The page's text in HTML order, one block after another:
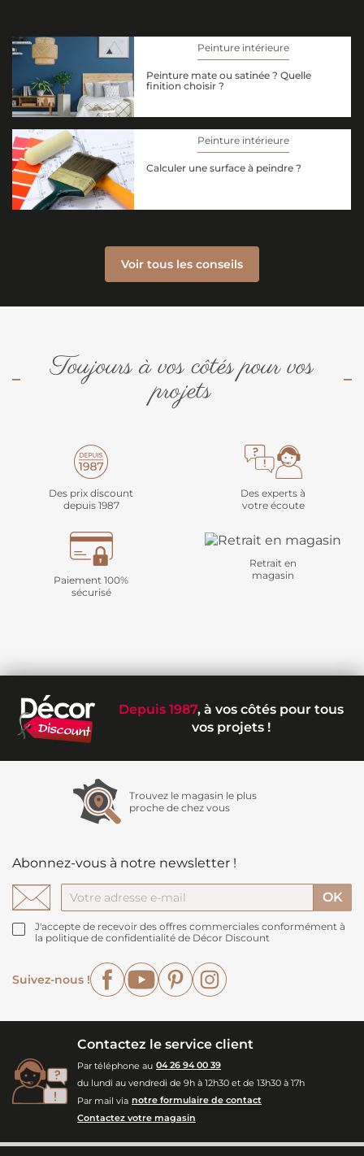
Peinture intérieure
Peinture mate ou satinée ? Quelle
finition choisir ?
Peinture intérieure
Calculer une surface à peindre ?
Voir tous les conseils
Toujours à vos côtés pour vos
projets
Des prix discount
depuis 1987
Des experts à
votre écoute
Paiement 100%
sécurisé
Retrait en
magasin
Depuis 1987, à vos côtés pour tous
vos projets !
Trouvez le magasin le plus
proche de chez vous
Abonnez-vous à notre newsletter !
J'accepte de recevoir des offres commerciales conformément à
la politique de confidentialité de Décor Discount
Suivez-nous !
FacebookYouTubePinterest
Contactez le service client
Par téléphone au 04 26 94 00 39
du lundi au vendredi de 9h à 12h30 et de 13h30 à 17h
Par mail via notre formulaire de contact
Contactez votre magasin